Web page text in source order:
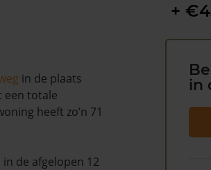
in de plaats
een totale
heeft zo’n 71
de afgelopen 12
+
in